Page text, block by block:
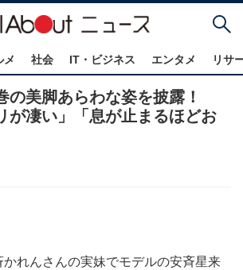
メ 社会 IT・ビジネス エンタメ リサ
の美脚あらわな姿を披露！
が凄い」「息が止まるほどお
れんさんの実妹でモデルの安斉星来